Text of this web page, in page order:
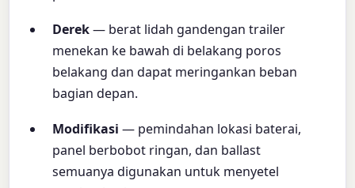
Derek— berat lidah gandengan trailer
menekan ke bawah di belakang poros
belakang dan dapat meringankan beban
bagian depan.
Modifikasi — pemindahan lokasi baterai,
panel berbobot ringan, dan ballast
semuanya digunakan untuk menyetel